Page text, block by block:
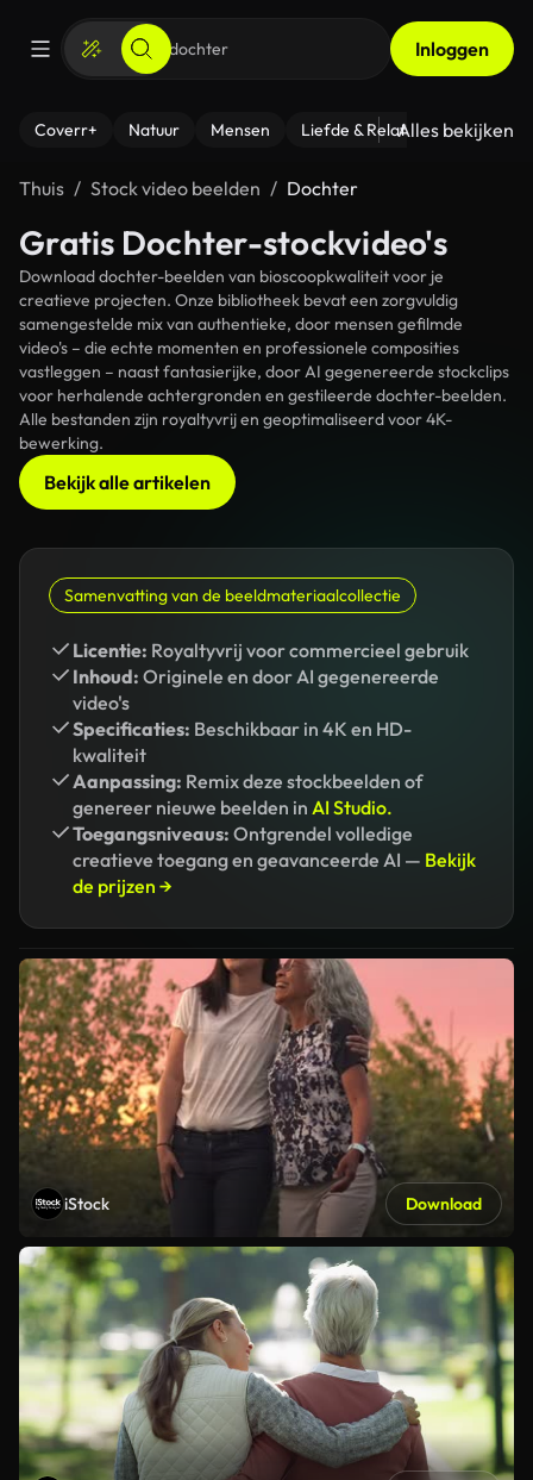
Inloggen
Coverr+ Natuur Mensen Liefde & Relaties - Fitness
Alles bekijken
Thuis Stock video beelden Dochter
Gratis Dochter-stockvideo's
Download dochter-beelden van bioscoopkwaliteit voor je
creatieve projecten. Onze bibliotheek bevat een zorgvuldig
samengestelde mix van authentieke, door mensen gefilmde
video's – die echte momenten en professionele composities
vastleggen – naast fantasierijke, door AI gegenereerde stockclips
voor herhalende achtergronden en gestileerde dochter-beelden.
Alle bestanden zijn royaltyvrij en geoptimaliseerd voor 4K-
bewerking.
Bekijk alle artikelen
Samenvatting van de beeldmateriaalcollectie
Licentie: Royaltyvrij voor commercieel gebruik
Inhoud: Originele en door AI gegenereerde
video's
Specificaties: Beschikbaar in 4K en HD-
kwaliteit
Aanpassing: Remix deze stockbeelden of
genereer nieuwe beelden in AI Studio.
Toegangsniveaus: Ontgrendel volledige
creatieve toegang en geavanceerde AI — Bekijk
de prijzen →
iStock Download